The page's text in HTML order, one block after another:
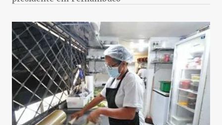
abaixo da linha de pobreza, com renda mensal de
R$ 436 por pessoa do domicílio. Nesse grupo, há os
extremamente pobres, com renda mensal de até R$
151, que somam 13,7 milhões, ou 6,5% da
sociedade. Impõe-se ao poder público o
desenvolvimento de políticas que resgatem esse
contingente populacional de miséria, dando-lhe
condições dignas de vida e de exercício pleno da
cidadania.